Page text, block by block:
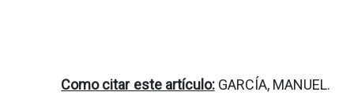
Como citar este artículo:GARCÍA, MANUEL.